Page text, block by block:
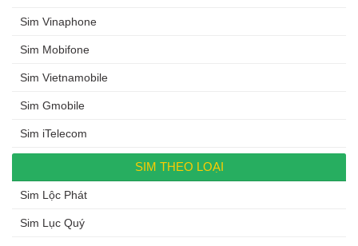
Sim Vinaphone
Sim Mobifone
Sim Vietnamobile
Sim Gmobile
Sim iTelecom
SIM THEO LOẠI
Sim Lộc Phát
Sim Lục Quý